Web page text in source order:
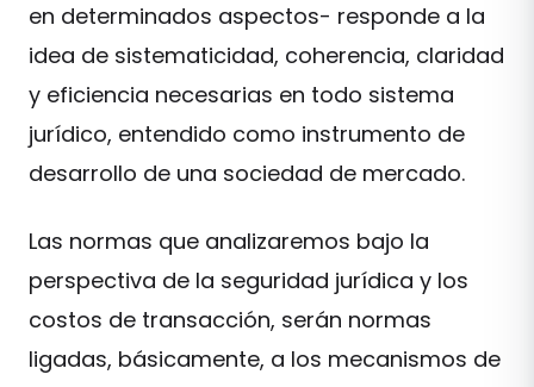
en determinados aspectos- responde a la
idea de sistematicidad, coherencia, claridad
y eficiencia necesarias en todo sistema
jurídico, entendido como instrumento de
desarrollo de una sociedad de mercado.
Las normas que analizaremos bajo la
perspectiva de la seguridad jurídica y los
costos de transacción, serán normas
ligadas, básicamente, a los mecanismos de